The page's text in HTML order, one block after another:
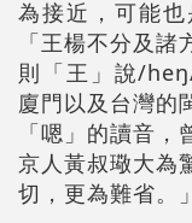
為接近，可能
「王楊不分及
則「王」說/
廈門以及台灣的
「嗯」的讀音
京人黃叔璥大為
切，更為難省。」